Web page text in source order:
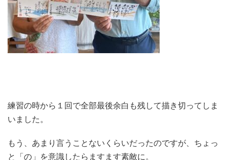
練習の時から１回で全部最後余白も残して描き切ってしま
いました。
もう、あまり言うことないくらいだったのですが、ちょっ
と「の」を意識したらますます素敵に。